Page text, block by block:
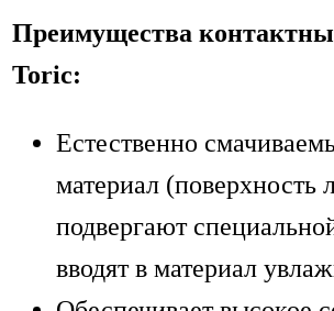
Преимущества
Toric:
Естественно
материал (поверхность
подвергают
вводят в материал